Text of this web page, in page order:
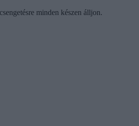
minden készen álljon.